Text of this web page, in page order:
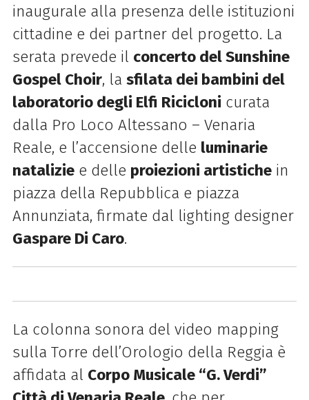
inaugurale alla presenza delle istituzioni
cittadine e dei partner del progetto. La
serata prevede il concerto del Sunshine
Gospel Choir, la sfilata dei bambini del
laboratorio degli Elfi Ricicloni curata
dalla Pro Loco Altessano – Venaria
Reale, e l’accensione delle luminarie
nataliziee delle proiezioni artistichein
piazza della Repubblica e piazza
Annunziata, firmate dal lighting designer
Gaspare Di Caro.
La colonna sonora del video mapping
sulla Torre dell’Orologio della Reggia è
affidata al Corpo Musicale “G. Verdi”